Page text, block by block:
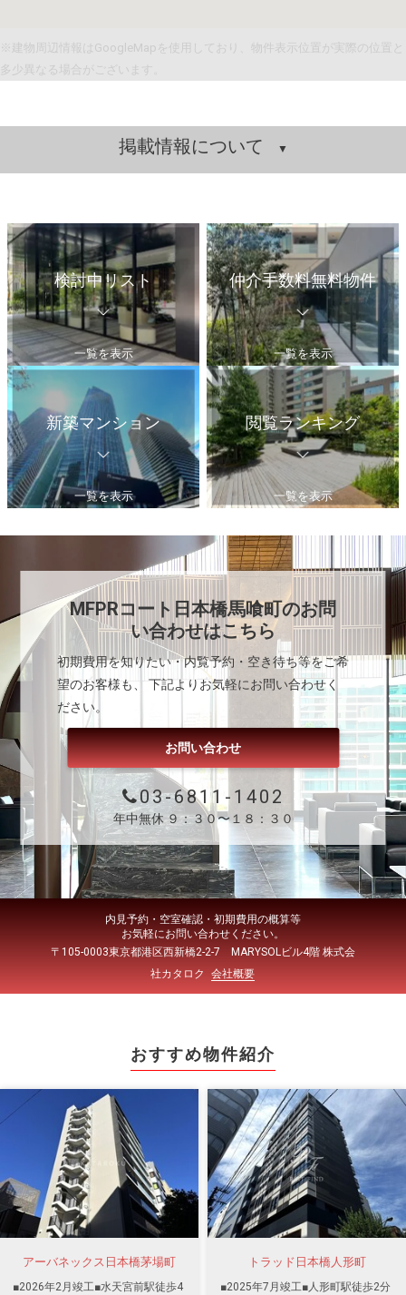
※建物周辺情報はGoogleMapを使用しており、物件表示位置が実際の位置と
多少異なる場合がございます。
掲載情報について
検討中リスト
一覧を表示
仲介手数料無料物件
一覧を表示
新築マンション
一覧を表示
閲覧ランキング
一覧を表示
MFPRコート日本橋馬喰町のお問
い合わせはこちら
初期費用を知りたい・内覧予約・空き待ち等をご希
望のお客様も、 下記よりお気軽にお問い合わせく
ださい。
お問い合わせ
03-6811-1402
年中無休 ９：３０〜１８：３０
内見予約・空室確認・初期費用の概算等
お気軽にお問い合わせください。
〒105-0003東京都港区西新橋2-2-7 MARYSOLビル4階 株式会
社カタロク
会社概要
おすすめ物件紹介
アーバネックス日本橋茅場町
■2026年2月竣工■水天宮前駅徒歩4
トラッド日本橋人形町
■2025年7月竣工■人形町駅徒歩2分